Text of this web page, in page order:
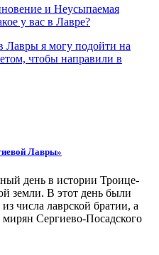
и Неусыпаемая
у вас в Лавре?
Лавры я могу подойти на
чтобы направили в
Лавры»
день в истории Троице-
земли. В этот день были
числа лаврской братии, а
Сергиево-Посадского